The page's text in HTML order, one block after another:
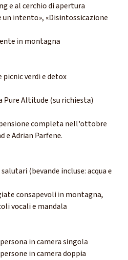
e al cerchio di apertura
un intento», «Disintossicazione
in montagna
picnic verdi e detox
Pure Altitude (su richiesta)
completa nell'ottobre
e Adrian Parfene.
(bevande incluse: acqua e
consapevoli in montagna,
vocali e mandala
in camera singola
in camera doppia